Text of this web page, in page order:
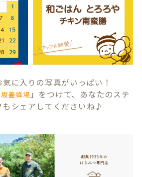
に入りの写真がいっぱい！
養蜂場 」をつけて、あなたのステ
もシェアしてくださいね♪